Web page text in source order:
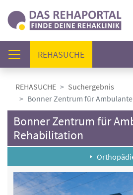
REHASUCHE(AKTUELL)
REHASUCHE
Suchergebnis
Bonner Zentrum für
Bonner Zentrum für
Rehabilitation